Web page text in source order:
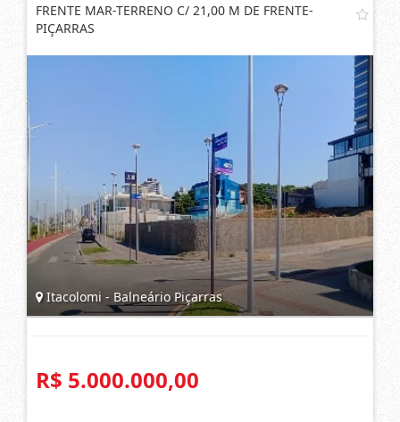
FRENTE MAR-TERRENO C/ 21,00 M DE FRENTE-
PIÇARRAS
Itacolomi - Balneário Piçarras
R$ 5.000.000,00